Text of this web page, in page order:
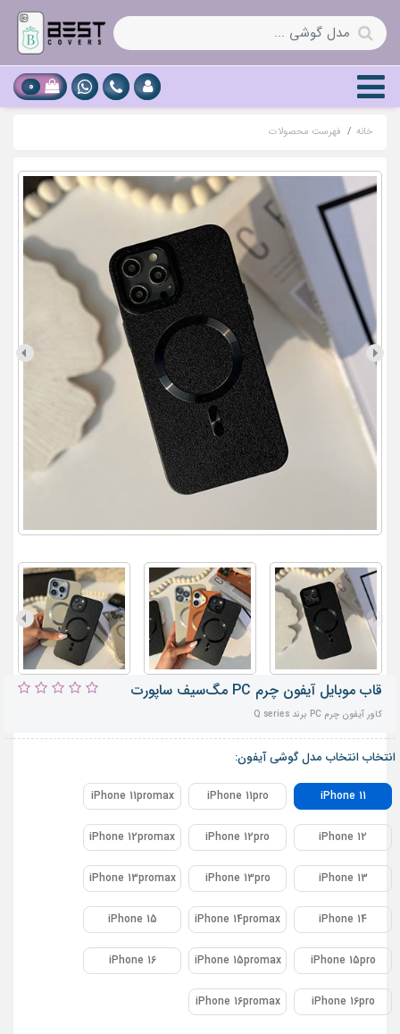
0
خانه فهرست محصولات
قاب موبایل آیفون چرم PC مگ‌سیف ساپورت
کاور آیفون چرم PC برند Q series
انتخاب انتخاب مدل گوشی آیفون:
iPhone 11
iPhone 11pro
iPhone 11promax
iPhone 12
iPhone 12pro
iPhone 12promax
iPhone 13
iPhone 13pro
iPhone 13promax
iPhone 14
iPhone 14promax
iPhone 15
iPhone 15pro
iPhone 15promax
iPhone 16
iPhone 16pro
iPhone 16promax